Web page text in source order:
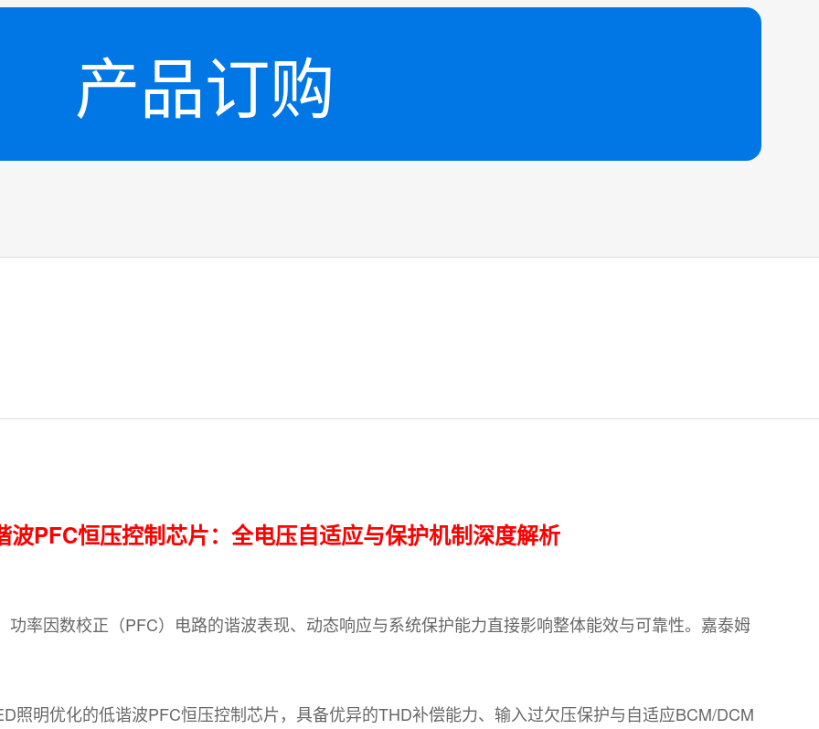
产品订购
波PFC恒压控制芯片：全电压自适应与保护机制深度解析
数校正（PFC）电路的谐波表现、动态响应与系统保护能力直接影响整体能效与可靠性。嘉泰姆
照明优化的低谐波PFC恒压控制芯片，具备优异的THD补偿能力、输入过欠压保护与自适应BCM/DCM